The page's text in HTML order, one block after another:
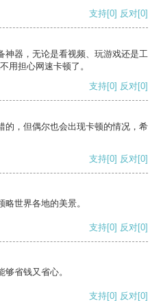
支持[0] 反对[0]
神器，无论是看视频、玩游戏还是工
用担心网速卡顿了。
支持[0] 反对[0]
的，但偶尔也会出现卡顿的情况，希
支持[0] 反对[0]
世界各地的美景。
支持[0] 反对[0]
省钱又省心。
支持[0] 反对[0]